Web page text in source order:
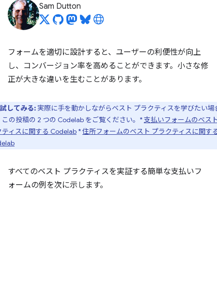
Sam Dutton
フォームを適切に設計すると、ユーザーの利便性が向上
し、コンバージョン率を高めることができます。小さな修
正が大きな違いを生むことがあります。
試してみる: 実際に手を動かしながらベスト プラクティスを学びたい場
この投稿の 2 つの Codelab をご覧ください。*支払いフォームのベス
ティスに関する Codelab *住所フォームのベスト プラクティスに関す
すべてのベスト プラクティスを実証する簡単な支払いフ
ォームの例を次に示します。